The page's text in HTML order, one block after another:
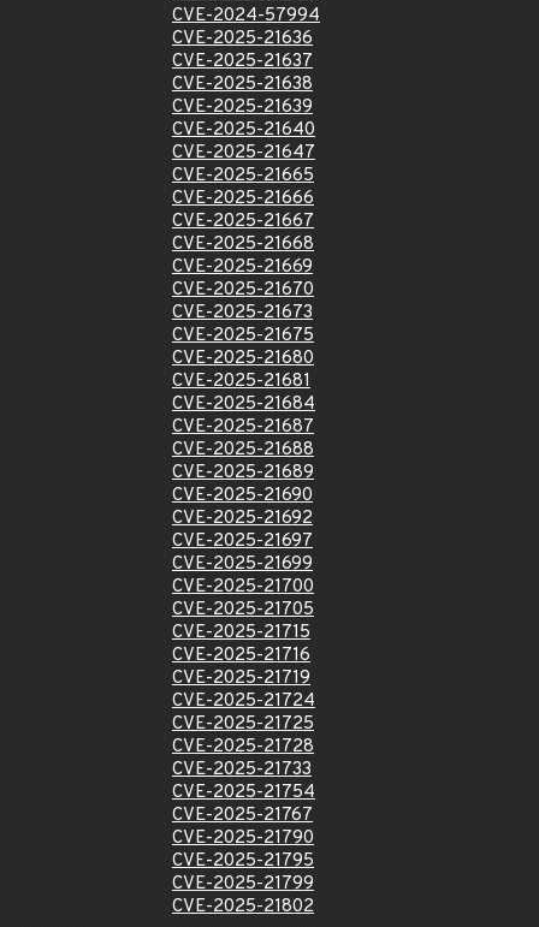
CVE-2024-57994
CVE-2025-21636
CVE-2025-21637
CVE-2025-21638
CVE-2025-21639
CVE-2025-21640
CVE-2025-21647
CVE-2025-21665
CVE-2025-21666
CVE-2025-21667
CVE-2025-21668
CVE-2025-21669
CVE-2025-21670
CVE-2025-21673
CVE-2025-21675
CVE-2025-21680
CVE-2025-21681
CVE-2025-21684
CVE-2025-21687
CVE-2025-21688
CVE-2025-21689
CVE-2025-21690
CVE-2025-21692
CVE-2025-21697
CVE-2025-21699
CVE-2025-21700
CVE-2025-21705
CVE-2025-21715
CVE-2025-21716
CVE-2025-21719
CVE-2025-21724
CVE-2025-21725
CVE-2025-21728
CVE-2025-21733
CVE-2025-21754
CVE-2025-21767
CVE-2025-21790
CVE-2025-21795
CVE-2025-21799
CVE-2025-21802